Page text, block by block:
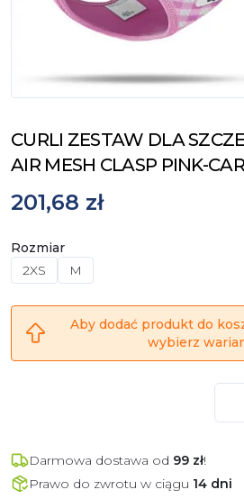
CURLI ZESTAW DLA
AIR MESH CLASP PINK-
201,68 zł
Rozmiar
2XS
M
Aby dodać produkt do
wybierz
Darmowa dostawa od 99 zł!
Prawo do zwrotu w ciągu 14 dni